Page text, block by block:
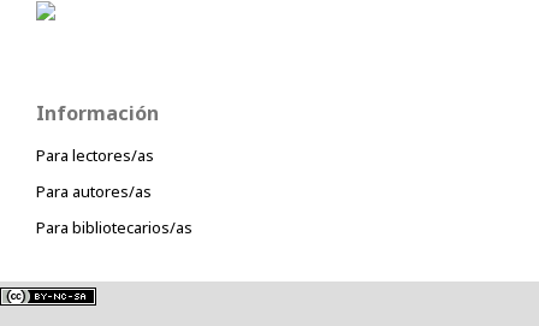
Información
Para lectores/as
Para autores/as
Para bibliotecarios/as